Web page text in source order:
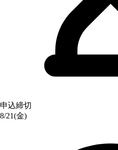
申込締切
8/21(金)